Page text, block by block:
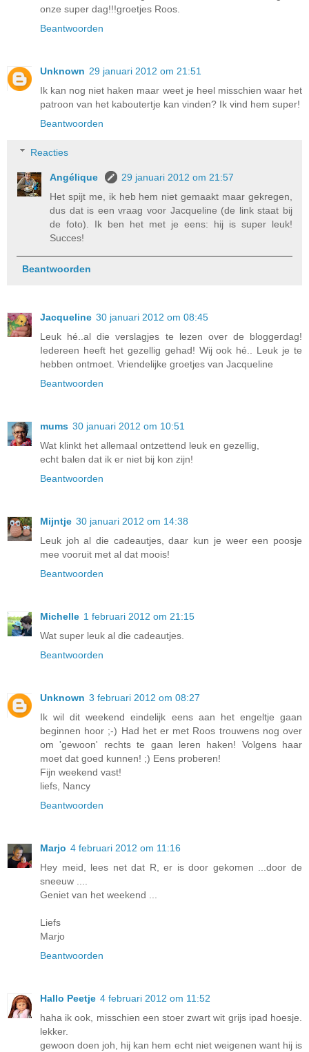
onze super dag!!!groetjes Roos.
Beantwoorden
Unknown 29 januari 2012 om 21:51
Ik kan nog niet haken maar weet je heel misschien waar het
patroon van het kaboutertje kan vinden? Ik vind hem super!
Beantwoorden
Reacties
Angélique
29 januari 2012 om 21:57
Het spijt me, ik heb hem niet gemaakt maar gekregen,
dus dat is een vraag voor Jacqueline (de link staat bij
de foto). Ik ben het met je eens: hij is super leuk!
Succes!
Beantwoorden
Jacqueline 30 januari 2012 om 08:45
Leuk hé..al die verslagjes te lezen over de bloggerdag!
Iedereen heeft het gezellig gehad! Wij ook hé.. Leuk je te
hebben ontmoet. Vriendelijke groetjes van Jacqueline
Beantwoorden
mums 30 januari 2012 om 10:51
Wat klinkt het allemaal ontzettend leuk en gezellig,
echt balen dat ik er niet bij kon zijn!
Beantwoorden
Mijntje 30 januari 2012 om 14:38
Leuk joh al die cadeautjes, daar kun je weer een poosje
mee vooruit met al dat moois!
Beantwoorden
Michelle 1 februari 2012 om 21:15
Wat super leuk al die cadeautjes.
Beantwoorden
Unknown 3 februari 2012 om 08:27
Ik wil dit weekend eindelijk eens aan het engeltje gaan
beginnen hoor ;-) Had het er met Roos trouwens nog over
om 'gewoon' rechts te gaan leren haken! Volgens haar
moet dat goed kunnen! ;) Eens proberen!
Fijn weekend vast!
liefs, Nancy
Beantwoorden
Marjo 4 februari 2012 om 11:16
Hey meid, lees net dat R, er is door gekomen ...door de
sneeuw ....
Geniet van het weekend ...
Liefs
Marjo
Beantwoorden
Hallo Peetje 4 februari 2012 om 11:52
haha ik ook, misschien een stoer zwart wit grijs ipad hoesje.
lekker.
gewoon doen joh, hij kan hem echt niet weigenen want hij is